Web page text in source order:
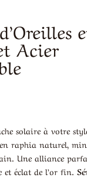
Acier
solaire à votre
en raphia naturel,
Une alliance
éclat de l’or fin.